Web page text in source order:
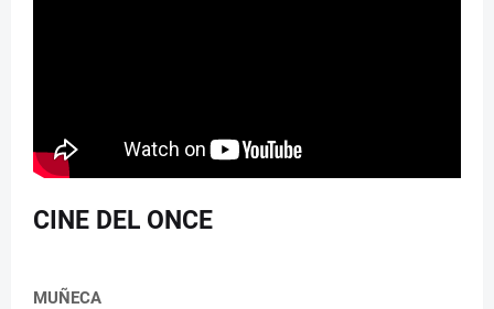
CINE DEL ONCE
MUÑECA